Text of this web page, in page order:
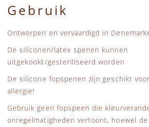
Gebruik
Ontworpen en vervaardigd in
De siliconen/latex spenen kunnen
uitgekookt/gesteriliseerd worden
De silicone fopspenen zijn geschikt
allergie!
Gebruik geen fopspeen die
onregelmatigheden vertoont, hoewel